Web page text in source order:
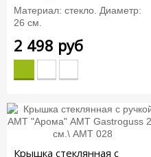
Материал: стекло. Диаметр:
26 см.
2 498 руб
Крышка стеклянная c